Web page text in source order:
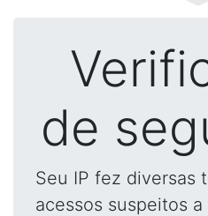
de
Seu IP fez diversas
acessos suspeitos